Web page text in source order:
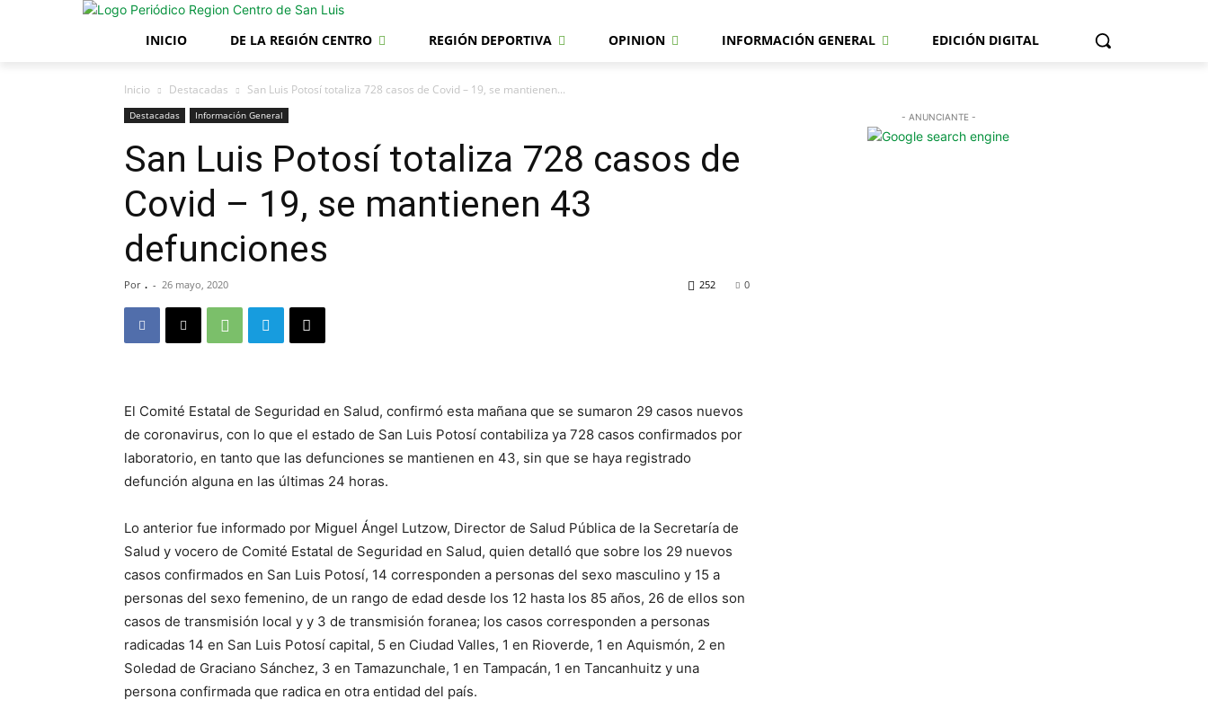
INICIO DE LA REGIÓN CENTRO REGIÓN DEPORTIVA OPINION INFORMACIÓN GENERAL EDICIÓN DIGITAL
Inicio Destacadas San Luis Potosí totaliza 728 casos de Covid – 19, se mantienen...
Destacadas Información General
San Luis Potosí totaliza 728 casos de
Covid – 19, se mantienen 43
defunciones
Por . - 26 mayo, 2020 0
252
El Comité Estatal de Seguridad en Salud, confirmó esta mañana que se sumaron 29 casos nuevos
de coronavirus, con lo que el estado de San Luis Potosí contabiliza ya 728 casos confirmados por
laboratorio, en tanto que las defunciones se mantienen en 43, sin que se haya registrado
defunción alguna en las últimas 24 horas.
Lo anterior fue informado por Miguel Ángel Lutzow, Director de Salud Pública de la Secretaría de
Salud y vocero de Comité Estatal de Seguridad en Salud, quien detalló que sobre los 29 nuevos
casos confirmados en San Luis Potosí, 14 corresponden a personas del sexo masculino y 15 a
personas del sexo femenino, de un rango de edad desde los 12 hasta los 85 años, 26 de ellos son
casos de transmisión local y y 3 de transmisión foranea; los casos corresponden a personas
radicadas 14 en San Luis Potosí capital, 5 en Ciudad Valles, 1 en Rioverde, 1 en Aquismón, 2 en
Soledad de Graciano Sánchez, 3 en Tamazunchale, 1 en Tampacán, 1 en Tancanhuitz y una
persona confirmada que radica en otra entidad del país.
- ANUNCIANTE -